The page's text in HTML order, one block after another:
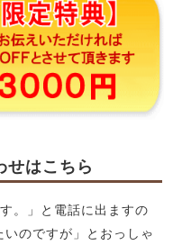
せはこちら
。」と電話に出ますの
のですが」とおっしゃ